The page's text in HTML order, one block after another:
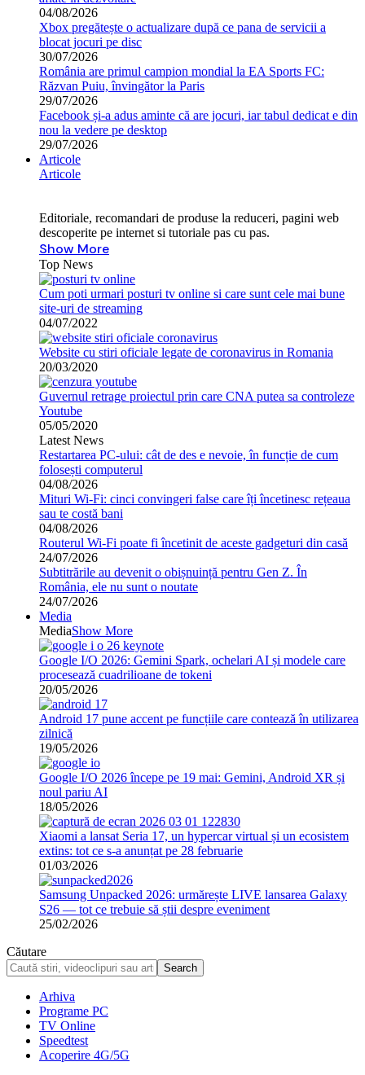
04/08/2026
Xbox pregătește o actualizare după ce pana de servicii a
blocat jocuri pe disc
30/07/2026
România are primul campion mondial la EA Sports FC:
Răzvan Puiu, învingător la Paris
29/07/2026
Facebook și-a adus aminte că are jocuri, iar tabul dedicat e din
nou la vedere pe desktop
29/07/2026
Articole
Articole
Editoriale, recomandari de produse la reduceri, pagini web
descoperite pe internet si tutoriale pas cu pas.
Show More
Top News
Cum poti urmari posturi tv online si care sunt cele mai bune
site-uri de streaming
04/07/2022
Website cu stiri oficiale legate de coronavirus in Romania
20/03/2020
Guvernul retrage proiectul prin care CNA putea sa controleze
Youtube
05/05/2020
Latest News
Restartarea PC-ului: cât de des e nevoie, în funcție de cum
folosești computerul
04/08/2026
Mituri Wi-Fi: cinci convingeri false care îți încetinesc rețeaua
sau te costă bani
04/08/2026
Routerul Wi-Fi poate fi încetinit de aceste gadgeturi din casă
24/07/2026
Subtitrările au devenit o obișnuință pentru Gen Z. În
România, ele nu sunt o noutate
24/07/2026
Media
MediaShow More
Google I/O 2026: Gemini Spark, ochelari AI și modele care
procesează cuadrilioane de tokeni
20/05/2026
Android 17 pune accent pe funcțiile care contează în utilizarea
zilnică
19/05/2026
Google I/O 2026 începe pe 19 mai: Gemini, Android XR și
noul pariu AI
18/05/2026
Xiaomi a lansat Seria 17, un hypercar virtual și un ecosistem
extins: tot ce s-a anunțat pe 28 februarie
01/03/2026
Samsung Unpacked 2026: urmărește LIVE lansarea Galaxy
S26 — tot ce trebuie să știi despre eveniment
25/02/2026
Căutare
Arhiva
Programe PC
TV Online
Speedtest
Acoperire 4G/5G